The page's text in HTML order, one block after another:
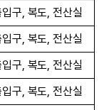
구, 복도, 전산실
구, 복도, 전산실
구, 복도, 전산실
구, 복도, 전산실